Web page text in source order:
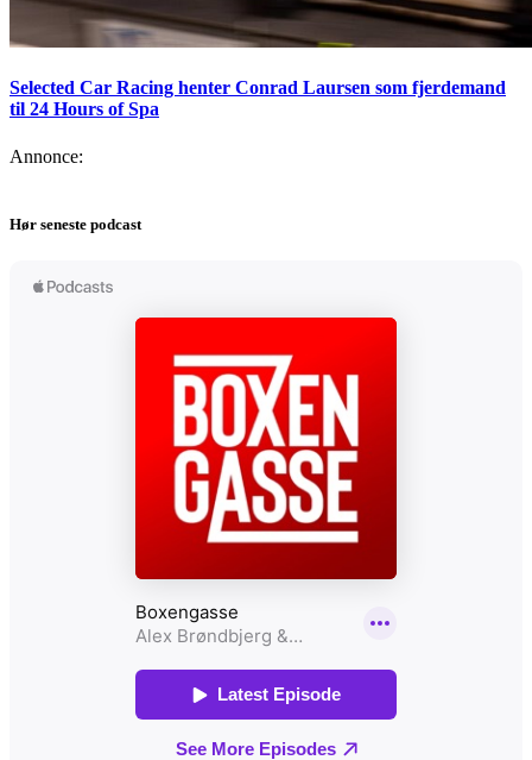
Selected Car Racing henter Conrad Laursen som fjerdemand
til 24 Hours of Spa
Annonce:
Hør seneste podcast